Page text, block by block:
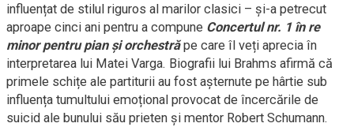
influențat de stilul riguros al marilor clasici – și-a petrecut
aproape cinci ani pentru a compune Concertul nr. 1 în re
minor pentru pian şi orchestrăpe care îl veți aprecia în
interpretarea lui Matei Varga. Biografii lui Brahms afirmă că
primele schițe ale partiturii au fost așternute pe hârtie sub
influența tumultului emoțional provocat de încercările de
suicid ale bunului său prieten și mentor Robert Schumann.